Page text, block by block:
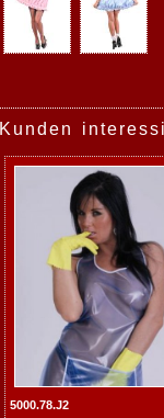
Kunden
5000.78.J2